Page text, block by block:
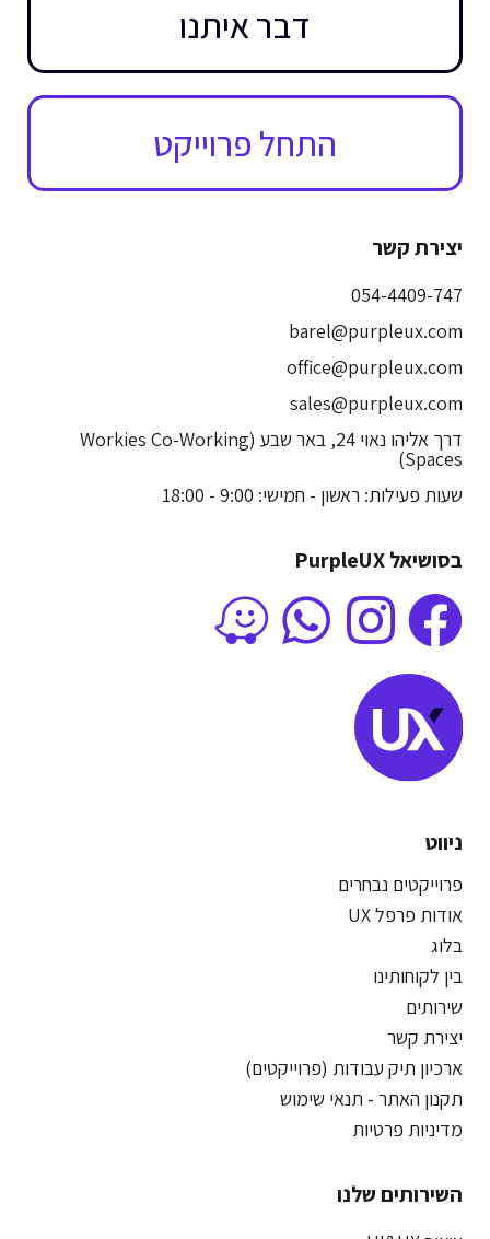
דבר איתנו
התחל פרוייקט
יצירת קשר
054-4409-747
barel@purpleux.com
office@purpleux.com
sales@purpleux.com
דרך אליהו נאוי 24, באר שבע (Workies Co-Working
Spaces)
שעות פעילות: ראשון - חמישי: 9:00 - 18:00
בסושיאל PurpleUX
ניווט
פרוייקטים נבחרים
אודות פרפל UX
בלוג
בין לקוחותינו
שירותים
יצירת קשר
ארכיון תיק עבודות (פרוייקטים)
תקנון האתר - תנאי שימוש
מדיניות פרטיות
השירותים שלנו